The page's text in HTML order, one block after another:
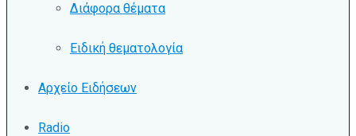
Διάφορα θέματα
Ειδική θεματολογία
Αρχείο Ειδήσεων
Radio